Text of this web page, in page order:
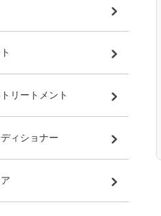
リートメント
ィショナー